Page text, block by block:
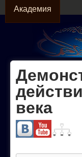
АКАДЕМИЯ
Академия
века